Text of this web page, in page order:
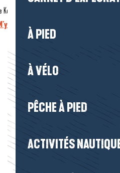
À PIED
À VÉLO
PÊCHE À PIED
ACTIVITÉS
44410 Saint-Lyphard
rendre